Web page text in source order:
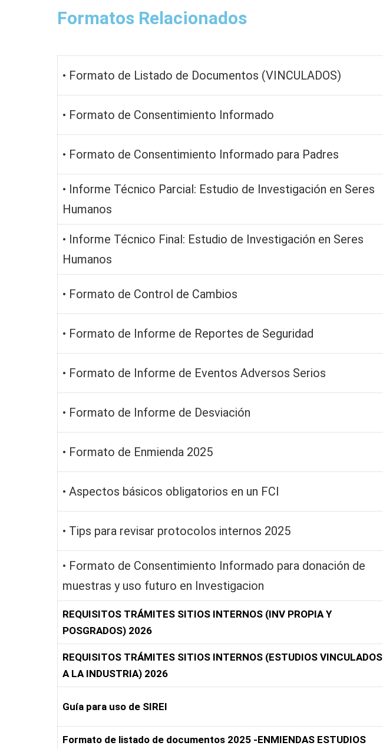
Formatos Relacionados
• Formato de Listado de Documentos (VINCULADOS)
• Formato de Consentimiento Informado
• Formato de Consentimiento Informado para Padres
• Informe Técnico Parcial: Estudio de Investigación en Seres
Humanos
• Informe Técnico Final: Estudio de Investigación en Seres
Humanos
• Formato de Control de Cambios
• Formato de Informe de Reportes de Seguridad
• Formato de Informe de Eventos Adversos Serios
• Formato de Informe de Desviación
• Formato de Enmienda 2025
• Aspectos básicos obligatorios en un FCI
• Tips para revisar protocolos internos 2025
• Formato de Consentimiento Informado para donación de
muestras y uso futuro en Investigacion
REQUISITOS TRÁMITES SITIOS INTERNOS (INV PROPIA Y
POSGRADOS) 2026
REQUISITOS TRÁMITES SITIOS INTERNOS (ESTUDIOS VINCULADOS
A LA INDUSTRIA) 2026
Guía para uso de SIREI
Formato de listado de documentos 2025 -ENMIENDAS ESTUDIOS